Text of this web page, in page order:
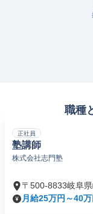
職種
正社員
塾講師
株式会社志門塾
〒500-8833岐阜
月給25万円～40万